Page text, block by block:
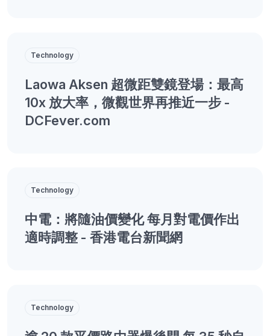
Technology
Laowa Aksen 超微距雙鏡登場：最高
10x 放大率，微觀世界再推近一步 -
DCFever.com
Technology
中電：將隨油價變化 每月對電價作出
適時調整 - 香港電台新聞網
Technology